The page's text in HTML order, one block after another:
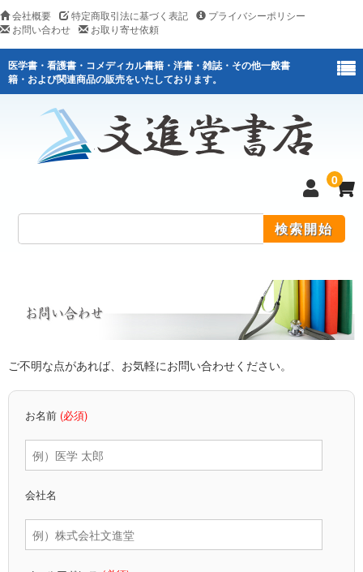
会社概要 特定商取引法に基づく表記
プライバシーポリシー
お問い合わせ
お取り寄せ依頼
医学書・看護書・コメディカル書籍・洋書・雑誌・その他一般書
籍・および関連商品の販売をいたしております。
0
看護
レジデント
ご不明な点があれば、お気軽にお問い合わせください。
お名前 (必須)
会社名